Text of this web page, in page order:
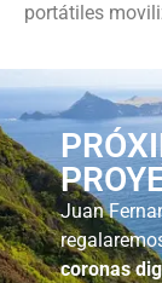
portátiles
Juan
coronas